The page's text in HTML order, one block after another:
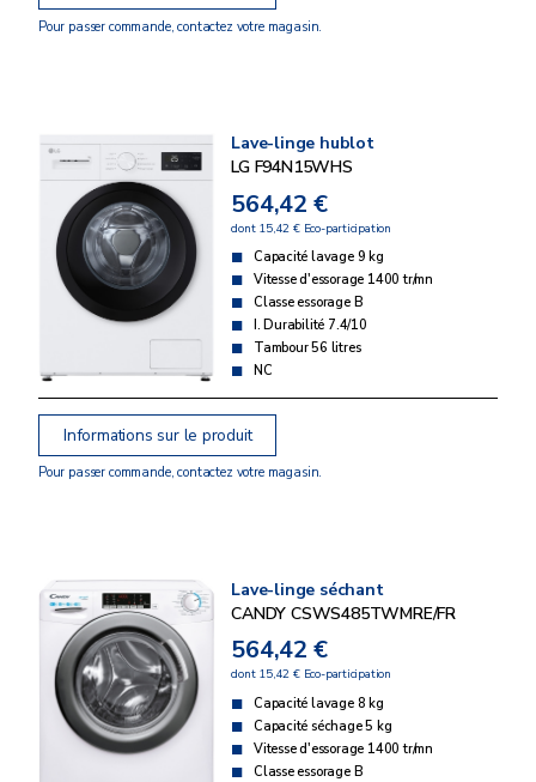
Pour passer commande, contactez votre magasin.
Lave-linge hublot
LG F94N15WHS
564,42 €
dont 15,42 € Eco-participation
Capacité lavage 9 kg
Vitesse d'essorage 1400 tr/mn
Classe essorage B
I. Durabilité 7.4/10
Tambour 56 litres
NC
Informations sur le produit
Pour passer commande, contactez votre magasin.
Lave-linge séchant
CANDY CSWS485TWMRE/FR
564,42 €
dont 15,42 € Eco-participation
Capacité lavage 8 kg
Capacité séchage 5 kg
Vitesse d'essorage 1400 tr/mn
Classe essorage B